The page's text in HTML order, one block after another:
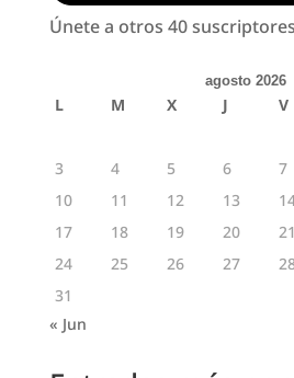
Únete a otros 40 suscriptores
agosto 2026
L M X J V
3
4 5 6 7
10
11 12 13
17
18 19 20 21
24
25 26 27
31
« Jun